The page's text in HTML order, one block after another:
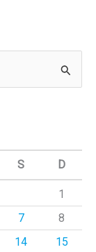
S D
1
7
8
14 15